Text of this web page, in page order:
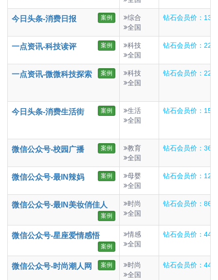
今日头条-消费日报 案例
综合
全国
钻石会员价：135
一点资讯-科技读评 案例
科技
全国
钻石会员价：22元
一点资讯-微微科技探索 案例
科技
全国
钻石会员价：22元
今日头条-消费生活街 案例
生活
全国
钻石会员价：15元
微信公众号-校园广播 案例
教育
全国
钻石会员价：363
微信公众号-最IN辣妈 案例
母婴
全国
钻石会员价：
微信公众号-最IN美妆俏佳人
案例
时尚
全国
钻石会员价：86元
微信公众号-星座爱情感悟
案例
情感
全国
钻石会员价：448
微信公众号-时尚潮人网 案例
时尚
全国
钻石会员价：446